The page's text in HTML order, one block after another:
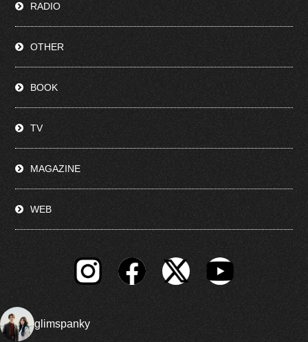
RADIO
OTHER
BOOK
TV
MAGAZINE
WEB
glimspanky